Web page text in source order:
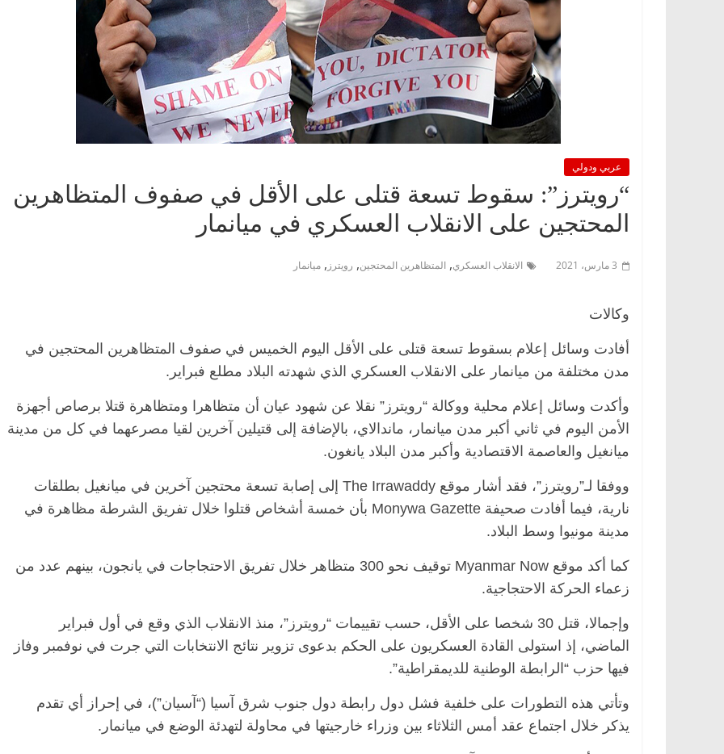
عربي ودولي
“رويترز”: سقوط تسعة قتلى على الأقل في صفوف المتظاهرين
المحتجين على الانقلاب العسكري في ميانمار
3 مارس، 2021 الانقلاب العسكري, المتظاهرين المحتجين, رويترز , ميانمار
وكالات
أفادت وسائل إعلام بسقوط تسعة قتلى على الأقل اليوم الخميس في صفوف المتظاهرين المحتجين في
مدن مختلفة من ميانمار على الانقلاب العسكري الذي شهدته البلاد مطلع فبراير.
وأكدت وسائل إعلام محلية ووكالة “رويترز” نقلا عن شهود عيان أن متظاهرا ومتظاهرة قتلا برصاص أجهزة
الأمن اليوم في ثاني أكبر مدن ميانمار، ماندالاي، بالإضافة إلى قتيلين آخرين لقيا مصرعهما في كل من مدينة
ميانغيل والعاصمة الاقتصادية وأكبر مدن البلاد يانغون.
ووفقا لـ”رويترز”، فقد أشار موقع The Irrawaddy إلى إصابة تسعة محتجين آخرين في ميانغيل بطلقات
نارية، فيما أفادت صحيفة Monywa Gazette بأن خمسة أشخاص قتلوا خلال تفريق الشرطة مظاهرة في
مدينة مونيوا وسط البلاد.
كما أكد موقع Myanmar Now توقيف نحو 300 متظاهر خلال تفريق الاحتجاجات في يانجون، بينهم عدد من
زعماء الحركة الاحتجاجية.
وإجمالا، قتل 30 شخصا على الأقل، حسب تقييمات “رويترز”، منذ الانقلاب الذي وقع في أول فبراير
الماضي، إذ استولى القادة العسكريون على الحكم بدعوى تزوير نتائج الانتخابات التي جرت في نوفمبر وفاز
فيها حزب “الرابطة الوطنية للديمقراطية”.
وتأتي هذه التطورات على خلفية فشل دول رابطة دول جنوب شرق آسيا (“آسيان”)، في إحراز أي تقدم
يذكر خلال اجتماع عقد أمس الثلاثاء بين وزراء خارجيتها في محاولة لتهدئة الوضع في ميانمار.